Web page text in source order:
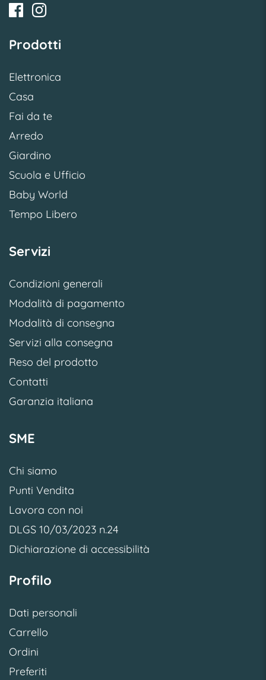
Prodotti
Elettronica
Casa
Fai da te
Arredo
Giardino
Scuola e Ufficio
Baby World
Tempo Libero
Servizi
Condizioni generali
Modalità di pagamento
Modalità di consegna
Servizi alla consegna
Reso del prodotto
Contatti
Garanzia italiana
SME
Chi siamo
Punti Vendita
Lavora con noi
DLGS 10/03/2023 n.24
Dichiarazione di accessibilità
Profilo
Dati personali
Carrello
Ordini
Preferiti